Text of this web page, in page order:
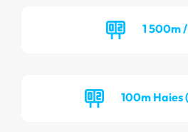
1 500m
100m Haies